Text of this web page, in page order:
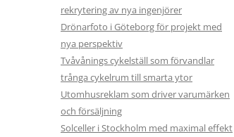
rekrytering av nya ingenjörer
Drönarfoto i Göteborg för projekt med
nya perspektiv
Tvåvånings cykelställ som förvandlar
trånga cykelrum till smarta ytor
Utomhusreklam som driver varumärken
och försäljning
Solceller i Stockholm med maximal effekt